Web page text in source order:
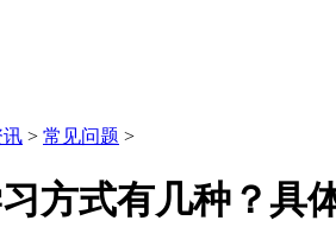
讯 > 常见问题 >
方式有几种？具